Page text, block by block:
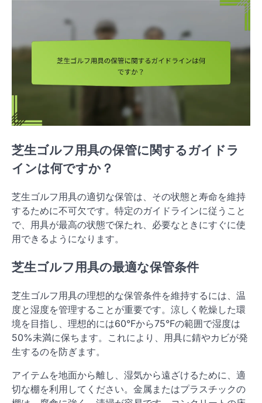
芝生ゴルフ用具の保管に関するガイドラ
インは何ですか？
芝生ゴルフ用具の適切な保管は、その状態と寿命を維持
するために不可欠です。特定のガイドラインに従うこと
で、用具が最高の状態で保たれ、必要なときにすぐに使
用できるようになります。
芝生ゴルフ用具の最適な保管条件
芝生ゴルフ用具の理想的な保管条件を維持するには、温
度と湿度を管理することが重要です。涼しく乾燥した環
境を目指し、理想的には60°Fから75°Fの範囲で湿度は
50%未満に保ちます。これにより、用具に錆やカビが発
生するのを防ぎます。
アイテムを地面から離し、湿気から遠ざけるために、適
切な棚を利用してください。金属またはプラスチックの